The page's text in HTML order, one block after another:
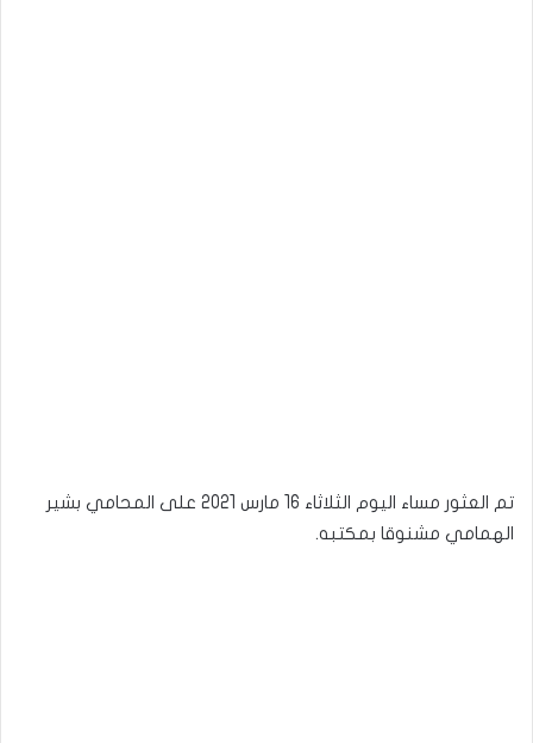
تم العثور مساء اليوم الثلاثاء 16 مارس 2021 على المحامي بشير
الهمامي مشنوقا بمكتبه.